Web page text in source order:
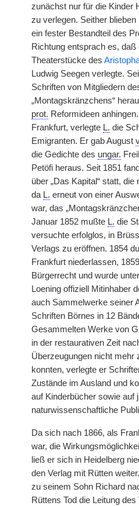
zunächst nur für die Kinder
zu verlegen. Seither
ein fester Bestandteil des
Richtung entsprach es, daß
Theaterstücke des
Ludwig Seegen verlegte.
Schriften von Mitgliedern
„Montagskränzchens“
prot. Reformideen
Frankfurt, verlegte L. die
Emigranten. Er gab August
die Gedichte des ungar.
Petöfi heraus. Seit 1851
über „Das Kapital“ statt,
da L. erneut von einer
war, das
Januar 1852 mußte L. die
versuchte erfolglos, in
Verlags zu eröffnen. 1854
Frankfurt niederlassen,
Bürgerrecht und wurde
Loening offiziell Mitinhaber
auch Sammelwerke seiner
Schriften Börnes in 12
Gesammelten Werke von
in der restaurativen Zeit
Überzeugungen nicht mehr
konnten, verlegte er
Zustände im Ausland und
auf Kinderbücher sowie auf
naturwissenschaftliche
Da sich nach 1866, als
war, die
ließ er sich in Heidelberg
den Verlag mit Rütten
zu seinem Sohn Richard
Rüttens Tod die Leitung